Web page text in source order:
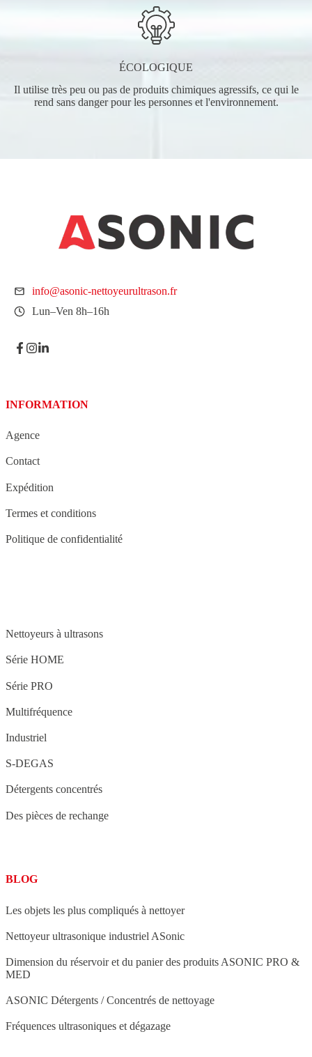
ÉCOLOGIQUE
Il utilise très peu ou pas de produits chimiques agressifs, ce qui le
rend sans danger pour les personnes et l'environnement.
info@asonic-nettoyeurultrason.fr
Lun–Ven 8h–16h
INFORMATION
Agence
Contact
Expédition
Termes et conditions
Politique de confidentialité
Nettoyeurs à ultrasons
Série HOME
Série PRO
Multifréquence
Industriel
S-DEGAS
Détergents concentrés
Des pièces de rechange
BLOG
Les objets les plus compliqués à nettoyer
Nettoyeur ultrasonique industriel ASonic
Dimension du réservoir et du panier des produits ASONIC PRO &
MED
ASONIC Détergents / Concentrés de nettoyage
Fréquences ultrasoniques et dégazage